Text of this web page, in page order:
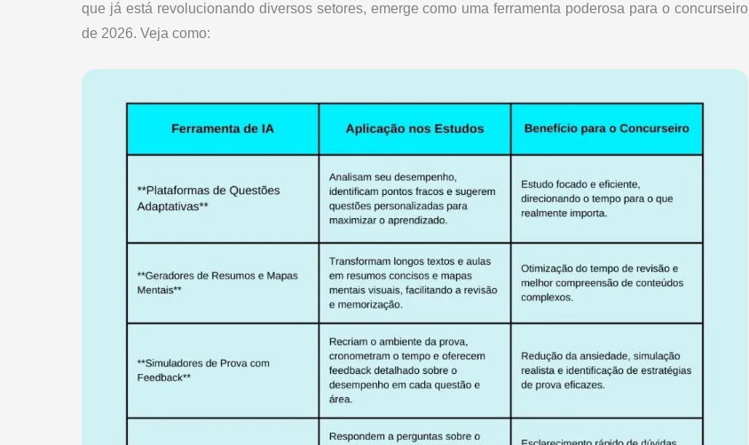
que já está revolucionando diversos setores, emerge como uma ferramenta poderosa para o concurseiro
de 2026. Veja como: